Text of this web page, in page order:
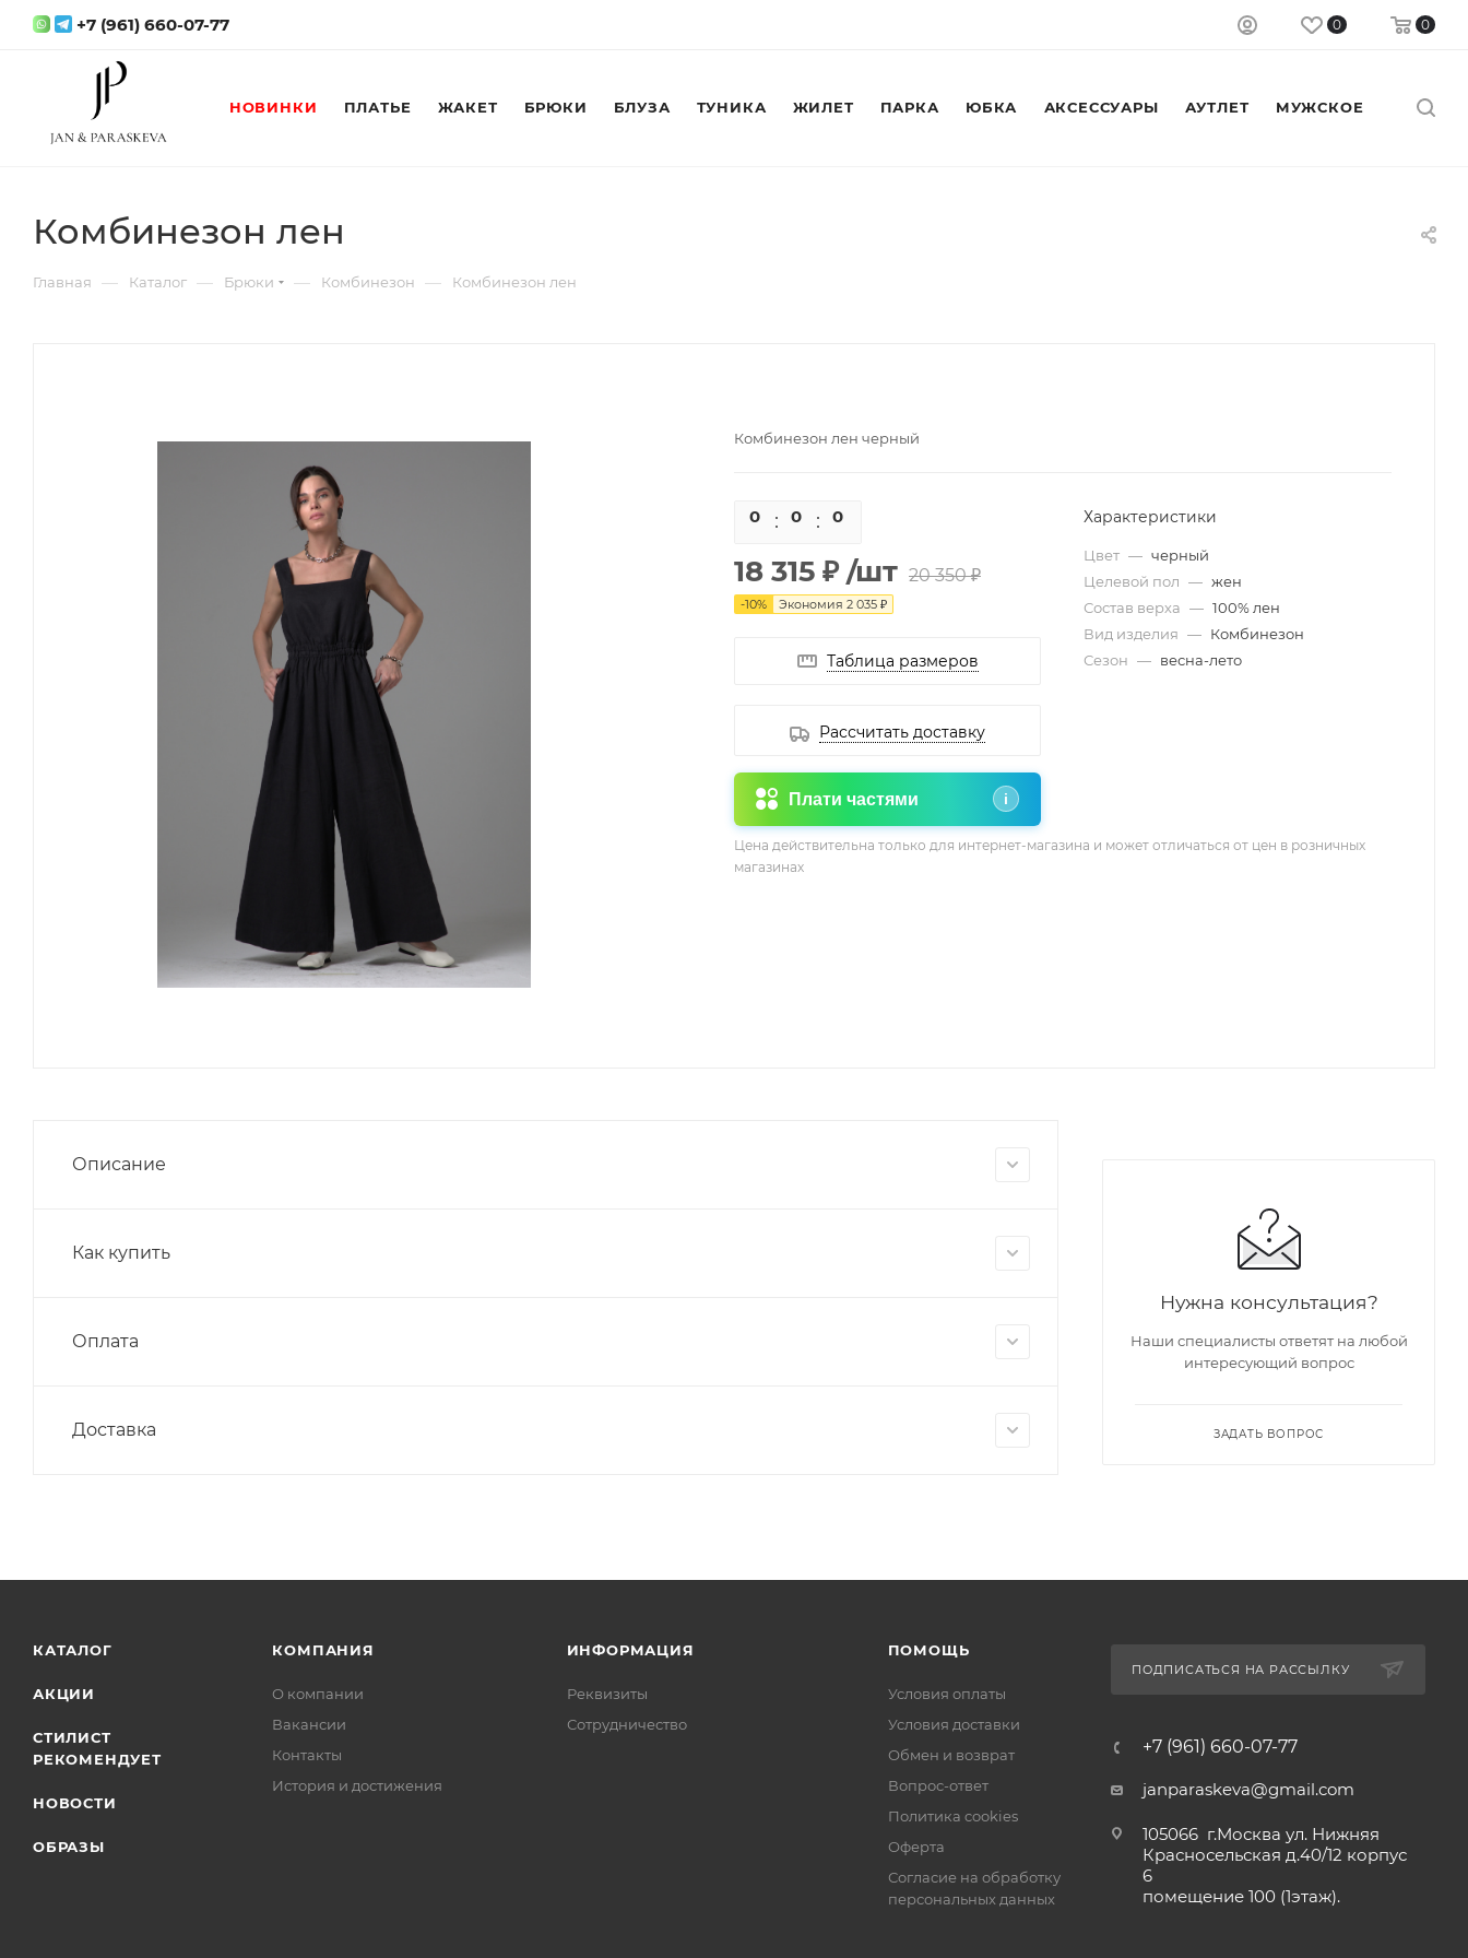
+7 (961) 660-07-77 0 0
НОВИНКИ ПЛАТЬЕ ЖАКЕТ БРЮКИ БЛУЗА ТУНИКА ЖИЛЕТ ПАРКА ЮБКА АКСЕССУАРЫ АУТЛЕТ МУЖСКОЕ
Комбинезон лен
Главная — Каталог — Брюки — Комбинезон — Комбинезон лен
Комбинезон лен черный
0 0 0
18 315 ₽ /шт 20 350 ₽
-10% Экономия 2 035 ₽
Таблица размеров
Рассчитать доставку
Плати частями i
Характеристики
Цвет — черный
Целевой пол — жен
Состав верха — 100% лен
Вид изделия — Комбинезон
Сезон — весна-лето
Цена действительна только для интернет-магазина и может отличаться от цен в розничных
магазинах
Описание
Как купить
Оплата
Доставка
Нужна консультация?
Наши специалисты ответят на любой
интересующий вопрос
ЗАДАТЬ ВОПРОС
КАТАЛОГ
АКЦИИ
СТИЛИСТ
РЕКОМЕНДУЕТ
НОВОСТИ
ОБРАЗЫ
КОМПАНИЯ
О компании
Вакансии
Контакты
История и достижения
ИНФОРМАЦИЯ
Реквизиты
Сотрудничество
ПОМОЩЬ
Условия оплаты
Условия доставки
Обмен и возврат
Вопрос-ответ
Политика cookies
Оферта
Согласие на обработку
персональных данных
ПОДПИСАТЬСЯ НА РАССЫЛКУ
+7 (961) 660-07-77
janparaskeva@gmail.com
105066 г.Москва ул. Нижняя
Красносельская д.40/12 корпус
6
помещение 100 (1этаж).